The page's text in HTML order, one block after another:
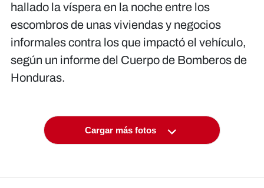
hallado la víspera en la noche entre los
escombros de unas viviendas y negocios
informales contra los que impactó el vehículo,
según un informe del Cuerpo de Bomberos de
Honduras.
Cargar más fotos